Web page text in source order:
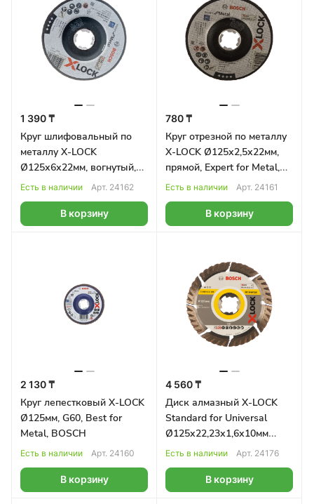
1 390 ₸
Круг шлифовальный по
металлу X-LOCK
Ø125х6х22мм, вогнутый,
Expert for Metal, BOSCH
Есть в наличии Арт. 24162
В корзину
780 ₸
Круг отрезной по металлу
X-LOCK Ø125х2,5х22мм,
прямой, Expert for Metal,
BOSCH
Есть в наличии Арт. 24161
В корзину
2 130 ₸
Круг лепестковый X-LOCK
Ø125мм, G60, Best for
Metal, BOSCH
Есть в наличии Арт. 24160
В корзину
4 560 ₸
Диск алмазный X-LOCK
Standard for Universal
Ø125х22,23х1,6х10мм
BOSCH
Есть в наличии Арт. 24176
В корзину